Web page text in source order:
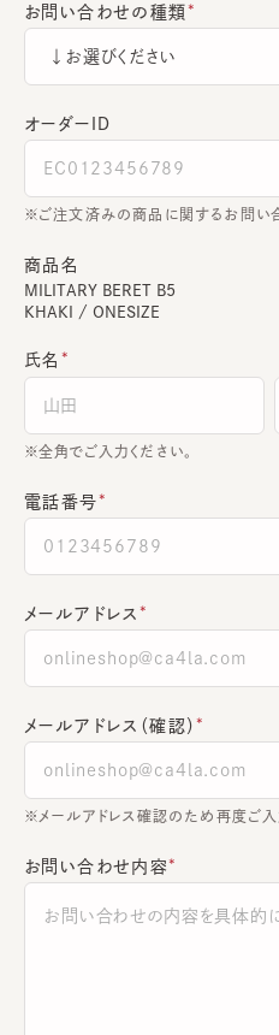
お問い合わせの種類
オーダーＩＤ
ご注文済みの商品に関するお問い
商品名
MILITARY BERET B5
KHAKI / ONESIZE
氏名
全角でご入力ください。
電話番号
メールアドレス
メールアドレス（確認）
※メールアドレス確認のため再度ご入
お問い合わせ内容